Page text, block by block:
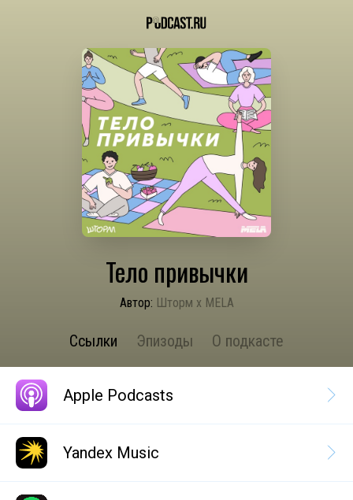
Тело привычки
Автор: Шторм х MELA
Ссылки Эпизоды О подкасте
Apple Podcasts
Yandex Music